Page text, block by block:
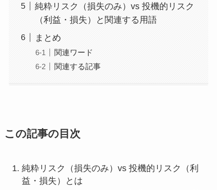
純粋リスク（損失のみ）vs 投機的リスク
（利益・損失）と関連する用語
まとめ
関連ワード
関連する記事
この記事の目次
純粋リスク（損失のみ）vs 投機的リスク（利
益・損失）とは